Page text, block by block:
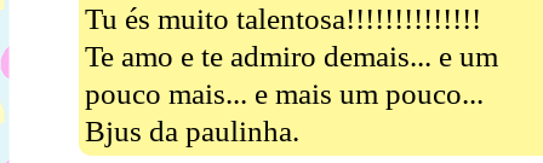
Tu és muito talentosa!!!!!!!!!!!!!!
Te amo e te admiro demais... e um
pouco mais... e mais um pouco...
Bjus da paulinha.